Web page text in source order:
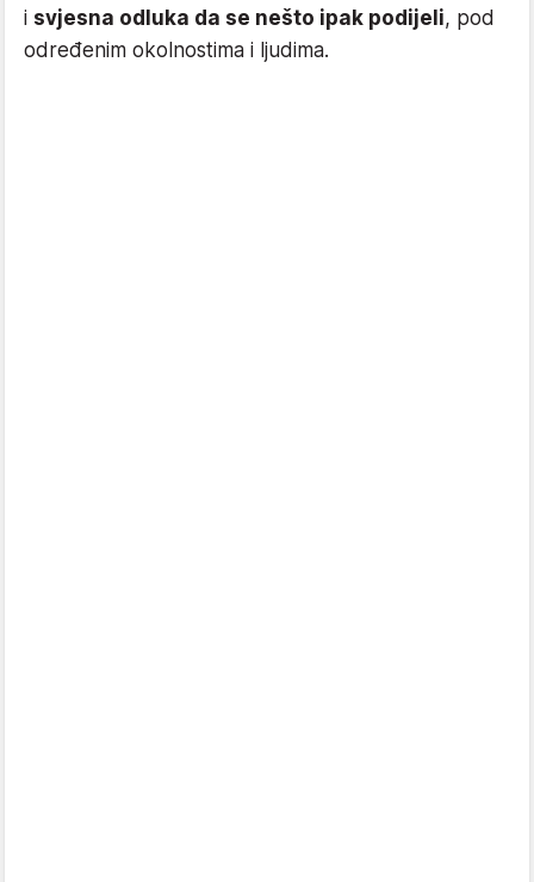
i svjesna odluka da se nešto ipak podijeli, pod
određenim okolnostima i ljudima.